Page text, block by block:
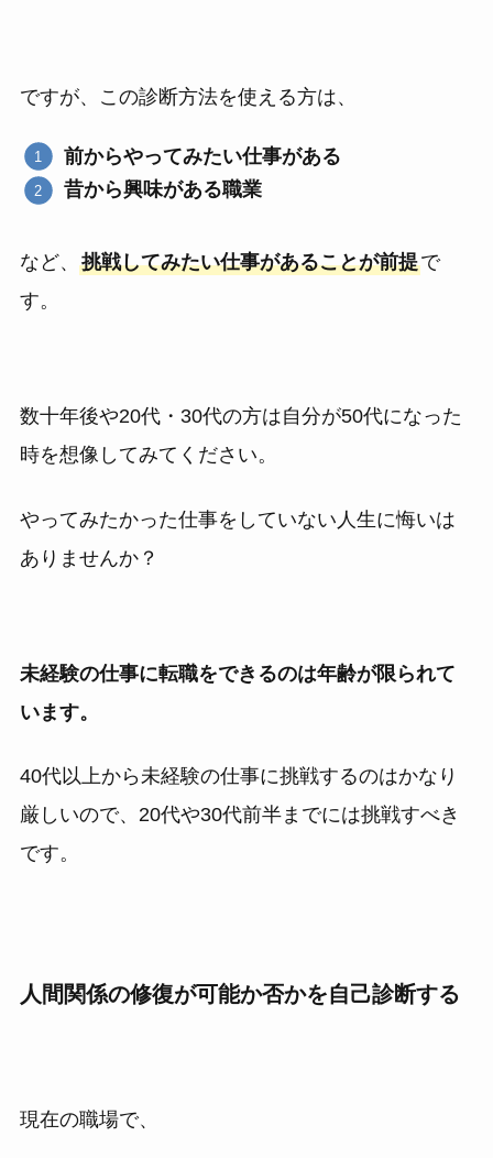
ですが、この診断方法を使える方は、
前からやってみたい仕事がある
昔から興味がある職業
など、 挑戦してみたい仕事があることが前提で
す。
数十年後や20代・30代の方は自分が50代になった
時を想像してみてください。
やってみたかった仕事をしていない人生に悔いは
ありませんか？
未経験の仕事に転職をできるのは年齢が限られて
います。
40代以上から未経験の仕事に挑戦するのはかなり
厳しいので、20代や30代前半までには挑戦すべき
です。
人間関係の修復が可能か否かを自己診断する
現在の職場で、